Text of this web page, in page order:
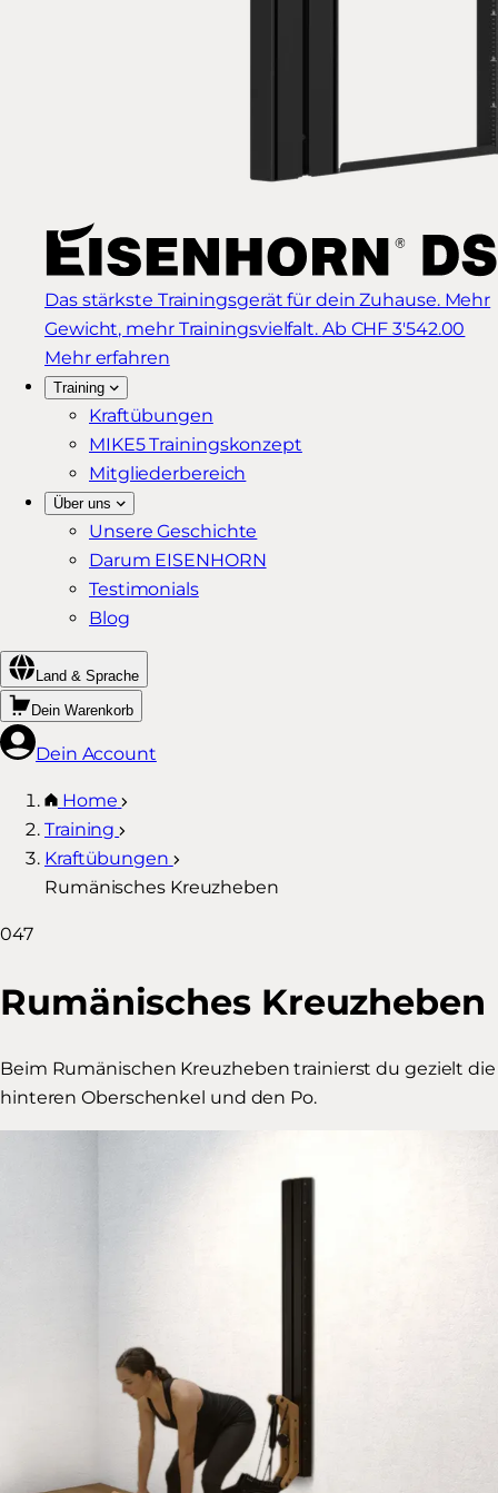
Das stärkste Trainingsgerät für dein Zuhause. Mehr
Gewicht, mehr Trainingsvielfalt. Ab CHF 3'542.00
Mehr erfahren
Training
Kraftübungen
MIKE5 Trainingskonzept
Mitgliederbereich
Über uns
Unsere Geschichte
Darum EISENHORN
Testimonials
Blog
Land & Sprache
Dein Warenkorb
Dein Account
Home
Training
Kraftübungen
Rumänisches Kreuzheben
047
Rumänisches Kreuzheben
Beim Rumänischen Kreuzheben trainierst du gezielt die
hinteren Oberschenkel und den Po.